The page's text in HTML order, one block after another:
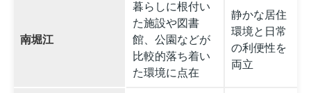
南堀江
暮らしに根付い
た施設や図書
館、公園などが
比較的落ち着い
た環境に点在
静かな居住
環境と日常
の利便性を
両立